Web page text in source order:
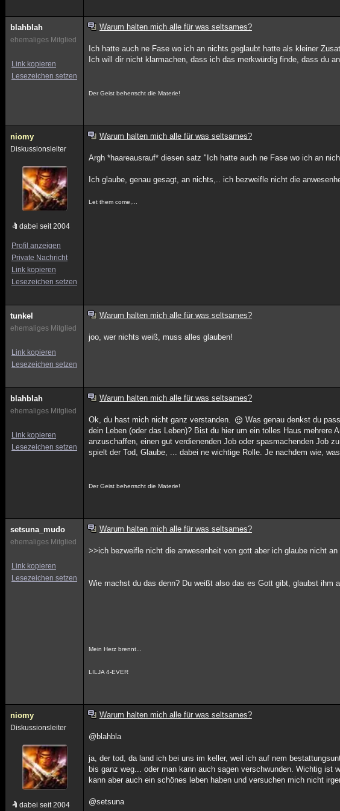
blahblah
ehemaliges Mitglied
Link kopieren
Lesezeichen setzen
Warum halten mich alle für was seltsames?
Ich hatte auch ne Fase wo ich an nichts geglaubt hatte als kleiner
Ich will dir nicht klarmachen, dass ich das merkwürdig finde, dass du
Der Geist beherrscht die Materie!
niomy
Diskussionsleiter
dabei seit 2004
Profil anzeigen
Private Nachricht
Link kopieren
Lesezeichen setzen
Warum halten mich alle für was seltsames?
Argh *haareausrauf* diesen satz "Ich hatte auch ne Fase wo ich an
Ich glaube, genau gesagt, an nichts,.. ich bezweifle nicht die
Let them come,...
tunkel
ehemaliges Mitglied
Link kopieren
Lesezeichen setzen
Warum halten mich alle für was seltsames?
joo, wer nichts weiß, muss alles glauben!
blahblah
ehemaliges Mitglied
Link kopieren
Lesezeichen setzen
Warum halten mich alle für was seltsames?
Ok, du hast mich nicht ganz verstanden.
Was genau denkst du
dein Leben (oder das Leben)? Bist du hier um ein tolles Haus
anzuschaffen, einen gut verdienenden Job oder spasmachenden Job
spielt der Tod, Glaube, ... dabei ne wichtige Rolle. Je nachdem wie,
Der Geist beherrscht die Materie!
setsuna_mudo
ehemaliges Mitglied
Link kopieren
Lesezeichen setzen
Warum halten mich alle für was seltsames?
>>ich bezweifle nicht die anwesenheit von gott aber ich glaube nicht
Wie machst du das denn? Du weißt also das es Gott gibt, glaubst ihm
Mein Herz brennt...
LILJA 4-EVER
niomy
Diskussionsleiter
dabei seit 2004
Warum halten mich alle für was seltsames?
@blahbla
ja, der tod, da land ich bei uns im keller, weil ich auf nem
bis ganz weg... oder man kann auch sagen verschwunden. Wichtig
kann aber auch ein schönes leben haben und versuchen mich nicht
@setsuna